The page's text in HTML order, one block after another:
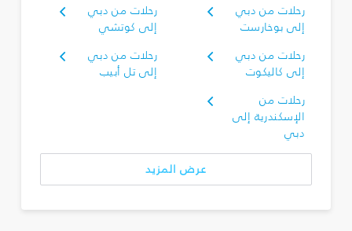
رحلات من دبي
إلى بوخارست
رحلات من دبي
إلى كوتشي
رحلات من دبي
إلى كاليكوت
رحلات من دبي
إلى تل أبيب
رحلات من
الإسكندرية إلى
دبي
عرض المزيد